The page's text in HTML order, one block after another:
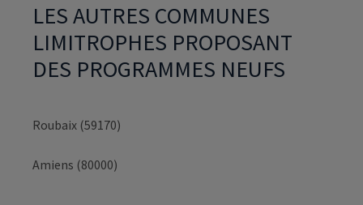
LES AUTRES COMMUNES
LIMITROPHES PROPOSANT
DES PROGRAMMES NEUFS
Roubaix (59170)
Amiens (80000)